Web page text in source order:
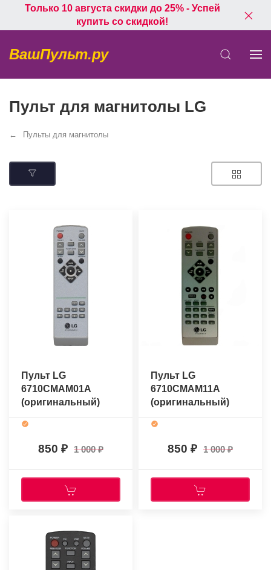
Только 10 августа скидки до 25% - Успей
купить со скидкой!
ВашПульт.ру
Пульт для магнитолы LG
Пульты для магнитолы
Пульт LG
6710CMAM01A
(оригинальный)
850 1 000
Пульт LG
6710CMAM11A
(оригинальный)
850 1 000